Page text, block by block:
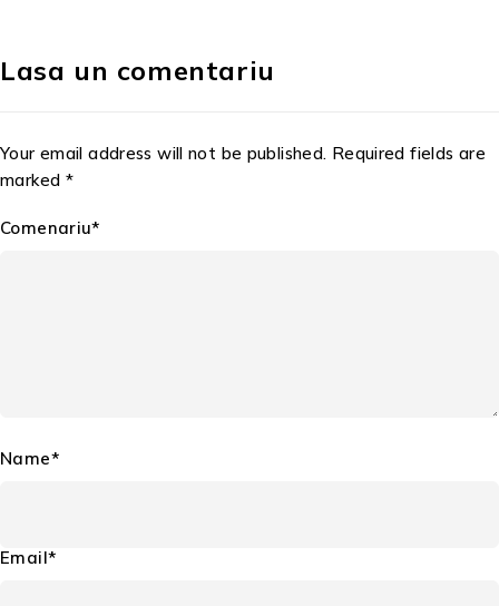
Lasa un comentariu
Your email address will not be published. Required fields are
marked *
Comenariu*
Name*
Email*